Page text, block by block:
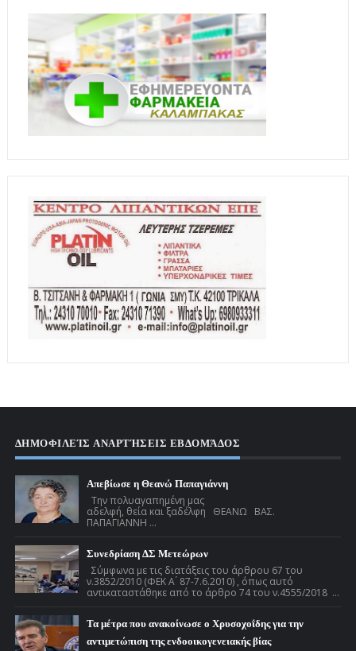
ΔΗΜΟΦΙΛΕΊΣ ΑΝΑΡΤΉΣΕΙΣ ΕΒΔΟΜΆΔΟΣ
Απεβίωσε η Θεανώ Παπαγιάννη
Την πολυαγαπημένη μας
αδελφή, θεία και ξαδέλφη ΘΕΑΝΩ ΒΑΣ.
ΠΑΠΑΓΙΑΝΝΗ ...
Συνεδρίαση ΔΣ Μετεώρων
Σύμφωνα με τις διατάξεις του άρθρου 67 του
ν.3852/2010 (ΦΕΚ Α ́ 87-7.6.2010) , όπως αυτό
αντικαταστάθηκε από το άρθρο 74 του ν.4555/2018 ...
Τα μέτρα που ανακοίνωσε ο Χρυσοχοΐδης για την
αντιμετώπιση της ενδοοικογενειακής βίας